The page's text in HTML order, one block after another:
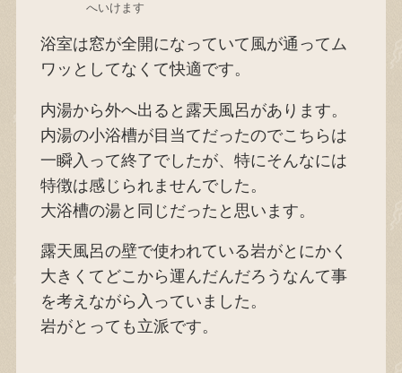
へいけます
浴室は窓が全開になっていて風が通ってム
ワッとしてなくて快適です。
内湯から外へ出ると露天風呂があります。
内湯の小浴槽が目当てだったのでこちらは
一瞬入って終了でしたが、特にそんなには
特徴は感じられませんでした。
大浴槽の湯と同じだったと思います。
露天風呂の壁で使われている岩がとにかく
大きくてどこから運んだんだろうなんて事
を考えながら入っていました。
岩がとっても立派です。